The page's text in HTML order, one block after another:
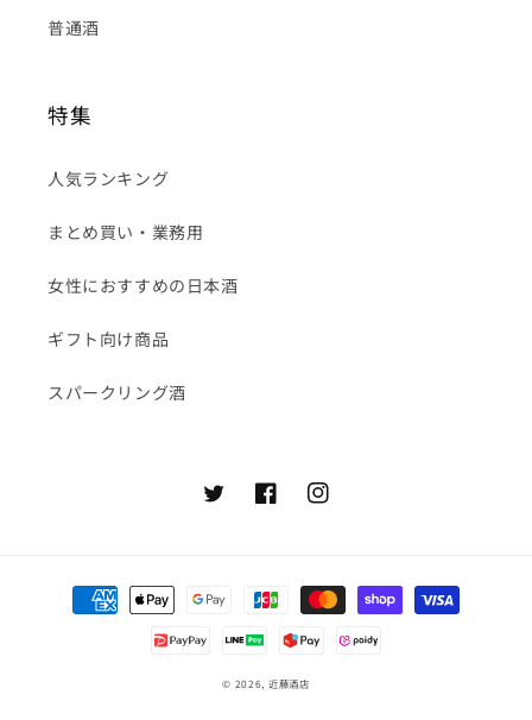
普通酒
特集
人気ランキング
まとめ買い・業務用
女性におすすめの日本酒
ギフト向け商品
スパークリング酒
TwitterFacebookInstagram
© 2026, 近藤酒店